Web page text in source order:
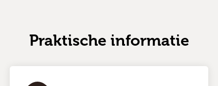
Praktische informatie